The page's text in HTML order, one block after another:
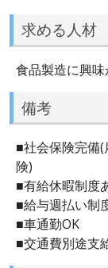
求める人材
食品製造に興味
備考
■社会保険完備
険)
■有給休暇制度
■給与週払い制
■車通勤OK
■交通費別途支